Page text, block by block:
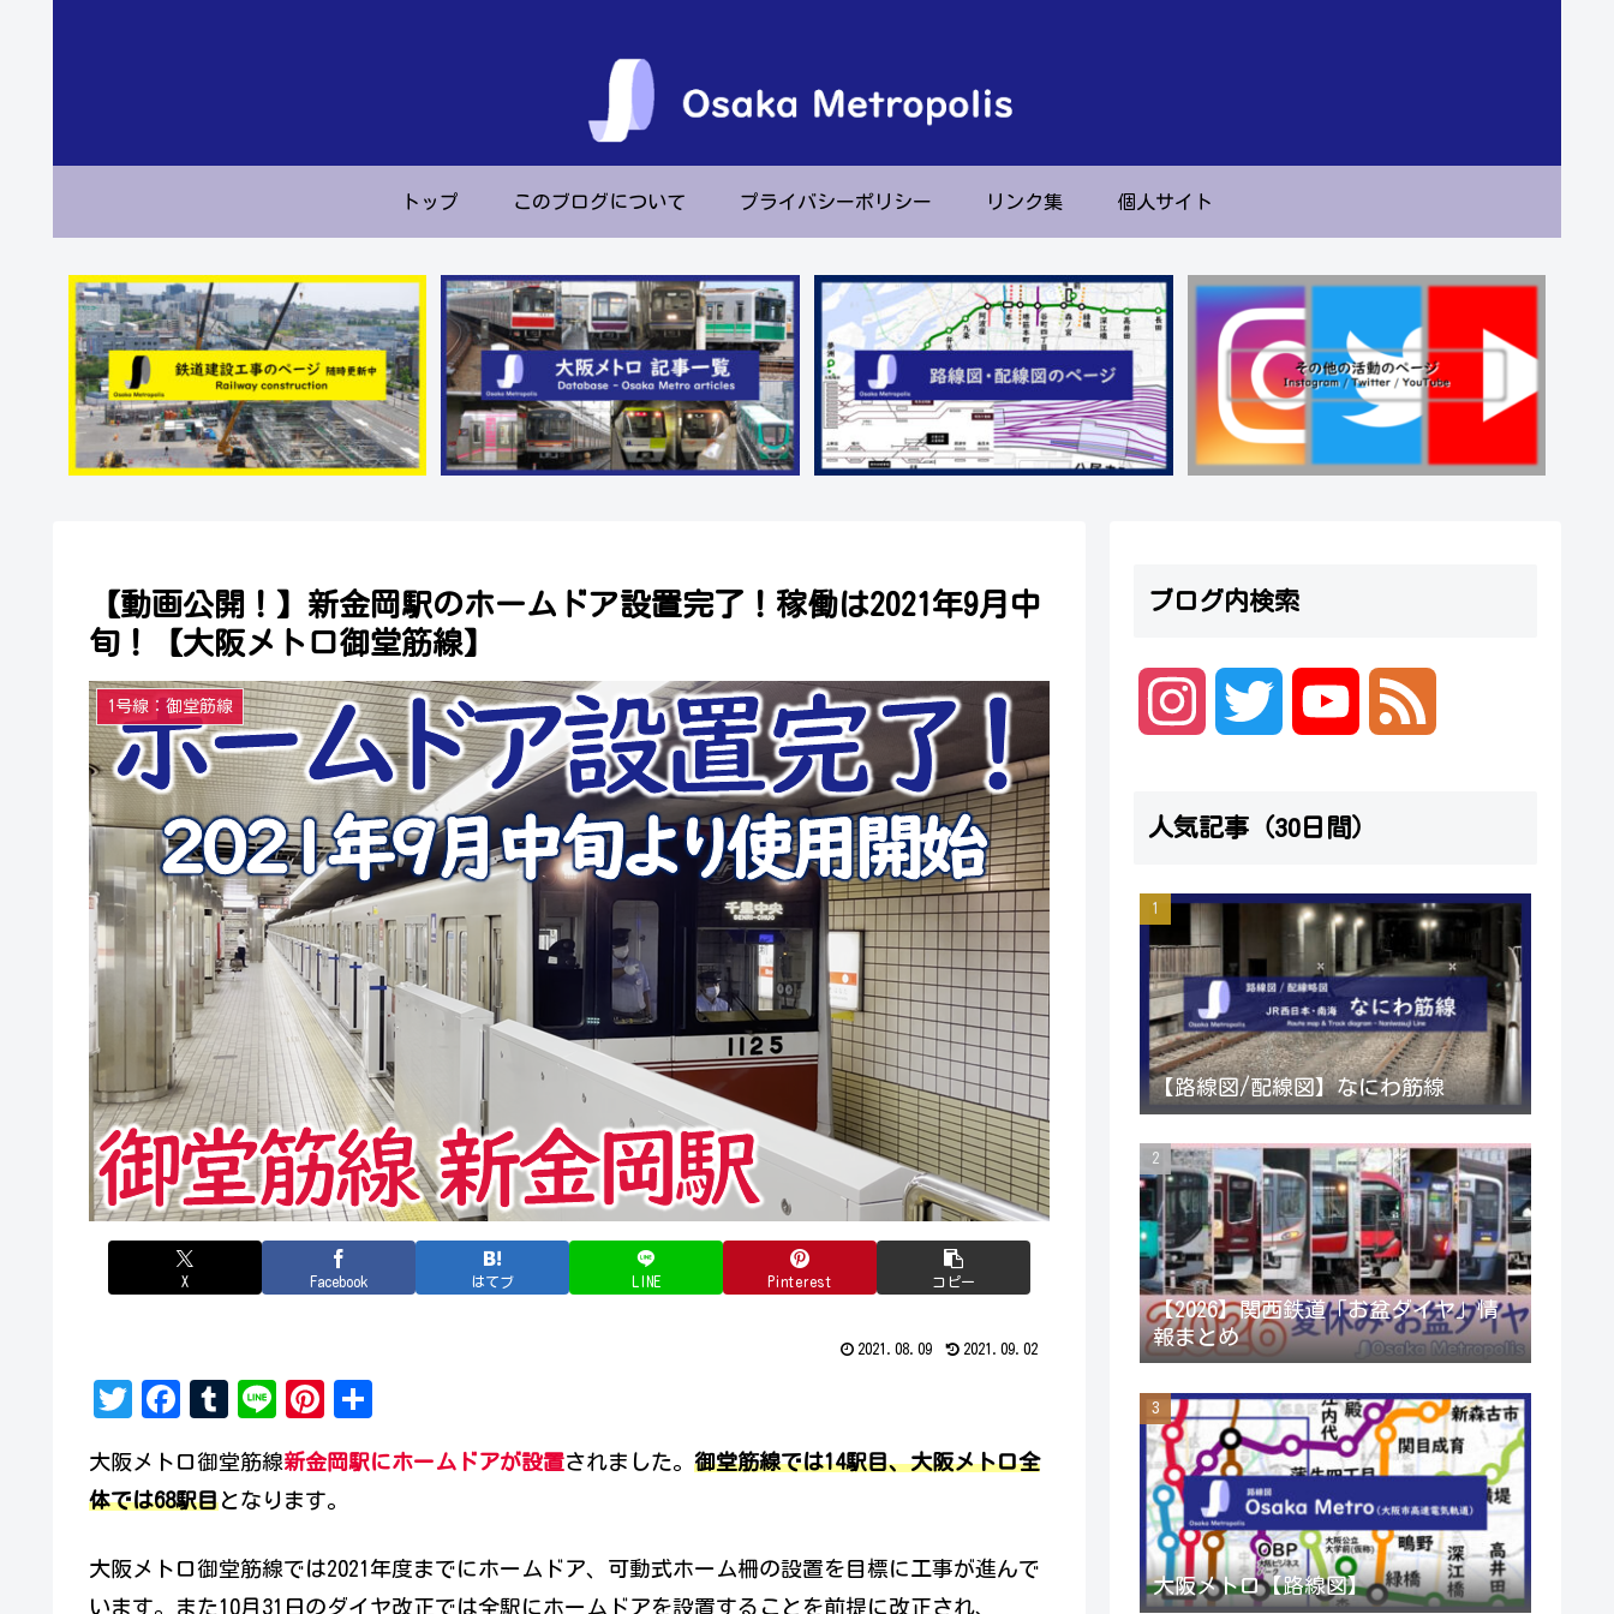
トップ このブログについて プライバシーポリシー リンク集 個人サイト
【動画公開！】新金岡駅のホームドア設置完了！稼働は2021年9月中
旬！【大阪メトロ御堂筋線】
1号線：御堂筋線
X Facebook はてブ LINE Pinterest コピー
2021.08.09 2021.09.02
T
it
te
r
Fa
bo
ok
Tu
lr
Li
Pi
er
es
t
大阪メトロ御堂筋線新金岡駅にホームドアが設置されました。 御堂筋線では14駅目、大阪メトロ全
体では68駅目となります。
大阪メトロ御堂筋線では2021年度までにホームドア、可動式ホーム柵の設置を目標に工事が進んで
います。また10月31日のダイヤ改正では全駅にホームドアを設置することを前提に改正され、
ブログ内検索
s
t
a
g
r
a
m
i
t
e
r
u
T
u
b
e
C
h
a
n
e
l
d
人気記事（30日間）
【路線図/配線図】なにわ筋線
【2026】関西鉄道「お盆ダイヤ」情
報まとめ
大阪メトロ【路線図】